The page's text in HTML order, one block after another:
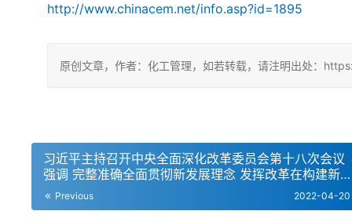
http://www.chinacem.net/info.asp?id=1895
原创文章，作者：化工管理，如若转载，请注明出处：
习近平主持召开中央全面深化改革委员会第十八次会议
强调 完整准确全面贯彻新发展理念 发挥改革在构建新
发展格局中关键作用
Previous 2022-04-20